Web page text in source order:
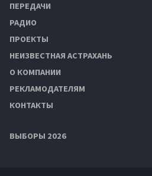
ПЕРЕДАЧИ
РАДИО
ПРОЕКТЫ
НЕИЗВЕСТНАЯ АСТРАХАНЬ
О КОМПАНИИ
РЕКЛАМОДАТЕЛЯМ
КОНТАКТЫ
ВЫБОРЫ 2026